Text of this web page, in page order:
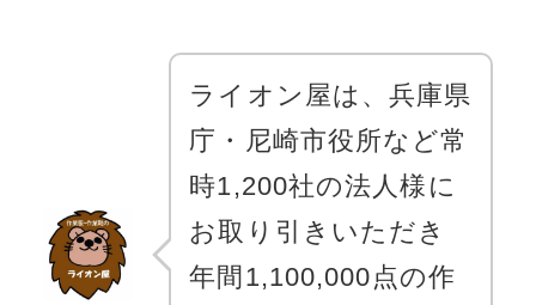
ライオン屋は、兵庫県
庁・尼崎市役所など常
時1,200社の法人様に
お取り引きいただき
年間1,100,000点の作